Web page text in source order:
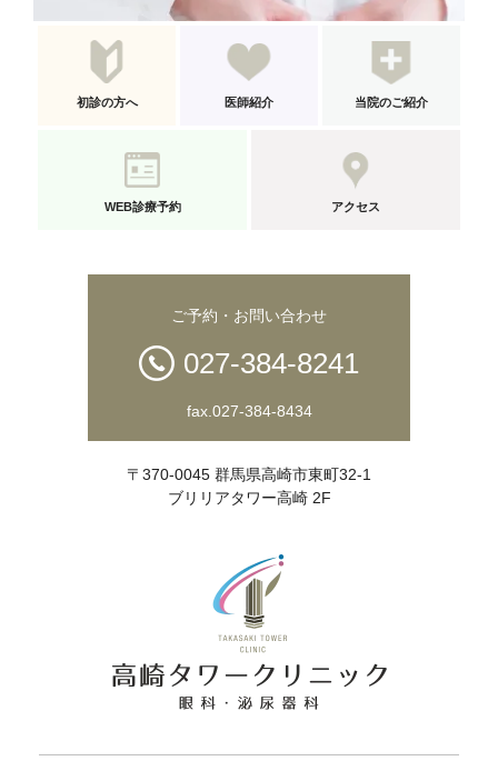
初診の方へ 医師紹介 当院のご紹介
WEB診療予約 アクセス
ご予約・お問い合わせ
027-384-8241
fax.027-384-8434
〒370-0045 群馬県高崎市東町32-1
ブリリアタワー高崎 2F